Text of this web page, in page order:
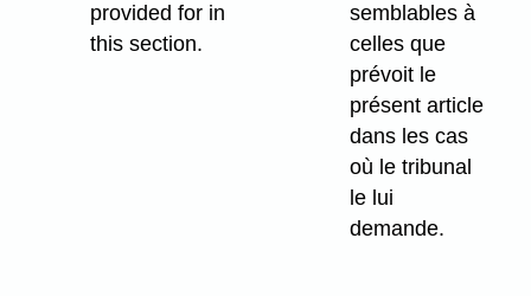
provided for in
this section.
semblables à
celles que
prévoit le
présent article
dans les cas
où le tribunal
le lui
demande.